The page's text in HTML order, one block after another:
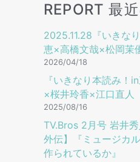
REPORT 最
2025.11.28『いきな
恵×高橋文哉×松岡茉
2026/04/18
『いきなり本読み！
×桜井玲香×江口直人
2025/08/16
TV.Bros 2⽉号 岩井
外伝】『ミュージカ
作られているか』